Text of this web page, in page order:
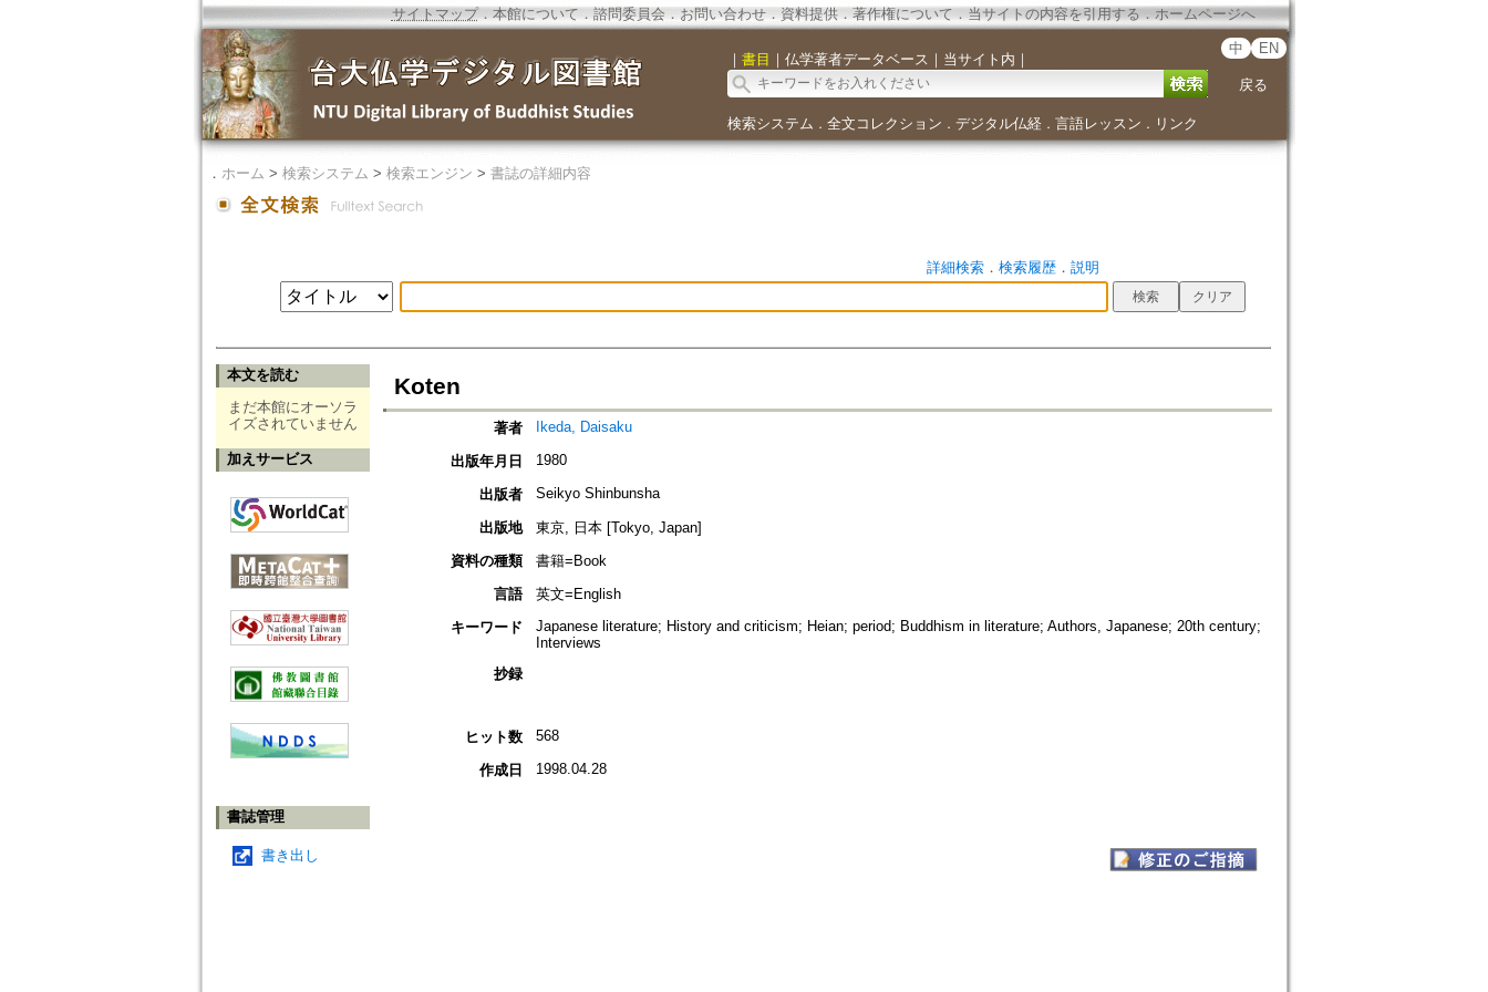
サイトマップ．本館について ． 諮問委員会． お問い合わせ． 資料提供． 著作権について．当サイトの内容を引用する ． ホームページへ
｜ 書目 ｜ 仏学著者データベース ｜ 当サイト内 ｜
中 EN
戻る
検索システム ． 全文コレクション ． デジタル仏経． 言語レッスン ． リンク
． ホーム > 検索システム > 検索エンジン > 書誌の詳細内容
詳細検索． 検索履歴． 説明
本文を読む
まだ本館にオーソラ
イズされていません
加えサービス
書誌管理
書き出し
Koten
著者 Ikeda, Daisaku
出版年月日 1980
出版者 Seikyo Shinbunsha
出版地
東京, 日本 [Tokyo, Japan]
資料の種類
書籍=Book
言語
英文=English
キーワード
Japanese literature; History and criticism; Heian; period; Buddhism in literature; Authors, Japanese; 20th century;
Interviews
抄録
ヒット数 568
作成日 1998.04.28